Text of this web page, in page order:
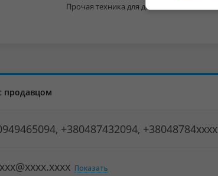
Прочая техника для дома
продавцом
+380487432094, +38048784xxxx
Показать